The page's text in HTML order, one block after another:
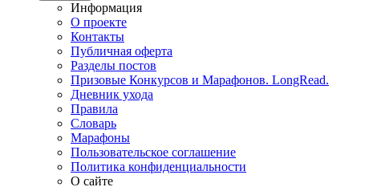
Информация
О проекте
Контакты
Публичная оферта
Разделы постов
Призовые Конкурсов и Марафонов. LongRead.
Дневник ухода
Правила
Словарь
Марафоны
Пользовательское соглашение
Политика конфиденциальности
О сайте